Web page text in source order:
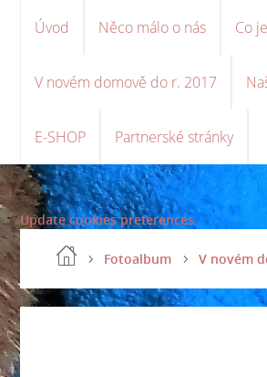
Úvod Něco málo o nás Co
V novém domově do r. 2017
E-SHOP Partnerské stránky
Update cookies preferences
Fotoalbum V novém